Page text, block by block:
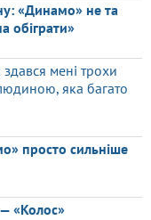
«Динамо» не та
обіграти»
мені трохи
яка багато
просто сильніше
«Колос»